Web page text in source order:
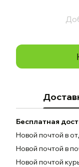
Бесплатная
Новой почтой в
Новой почтой в
Новой почтой